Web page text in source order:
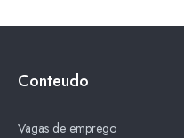
Conteudo
Vagas de emprego